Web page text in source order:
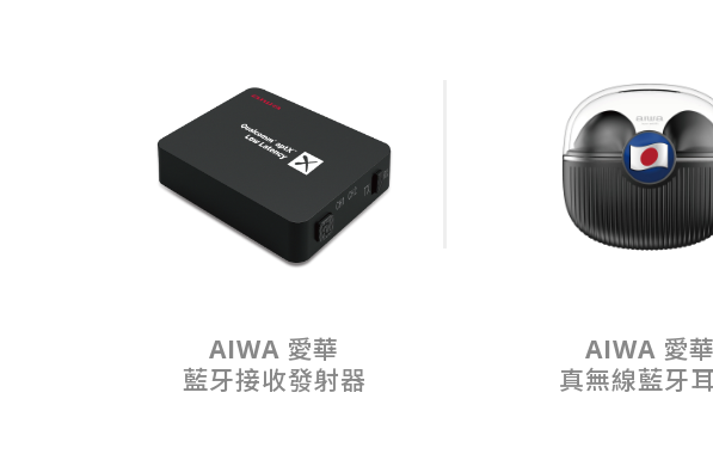
AIWA 愛華
藍牙接收發射器
AIWA 愛華
真無線藍牙